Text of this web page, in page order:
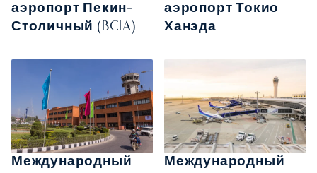
аэропорт Пекин-
Столичный (BCIA)
аэропорт Токио
Ханэда
Международный
Международный